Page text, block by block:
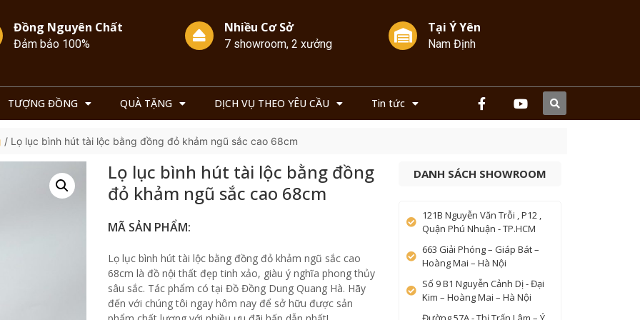
Đồng Nguyên Chất
Đảm bảo 100%
Nhiều Cơ Sở
7 showroom, 2 xưởng
Tại Ý Yên
Nam Định
TƯỢNG ĐỒNG QUÀ TẶNG DỊCH VỤ THEO YÊU CẦU Tin tức
/ Lọ lục bình hút tài lộc bằng đồng đỏ khảm ngũ sắc cao 68cm
Lọ lục bình hút tài lộc bằng đồng
đỏ khảm ngũ sắc cao 68cm
MÃ SẢN PHẨM:
Lọ lục bình hút tài lộc bằng đồng đỏ khảm ngũ sắc cao
68cm là đồ nội thất đẹp tinh xảo, giàu ý nghĩa phong thủy
sâu sắc. Tác phẩm có tại Đồ Đồng Dung Quang Hà. Hãy
đến với chúng tôi ngay hôm nay để sở hữu được sản
DANH SÁCH SHOWROOM
121B Nguyễn Văn Trỗi , P12 ,
Quận Phú Nhuận - TP.HCM
663 Giải Phóng – Giáp Bát –
Hoàng Mai – Hà Nội
Số 9 B1 Nguyễn Cảnh Dị - Đại
Kim – Hoàng Mai – Hà Nội